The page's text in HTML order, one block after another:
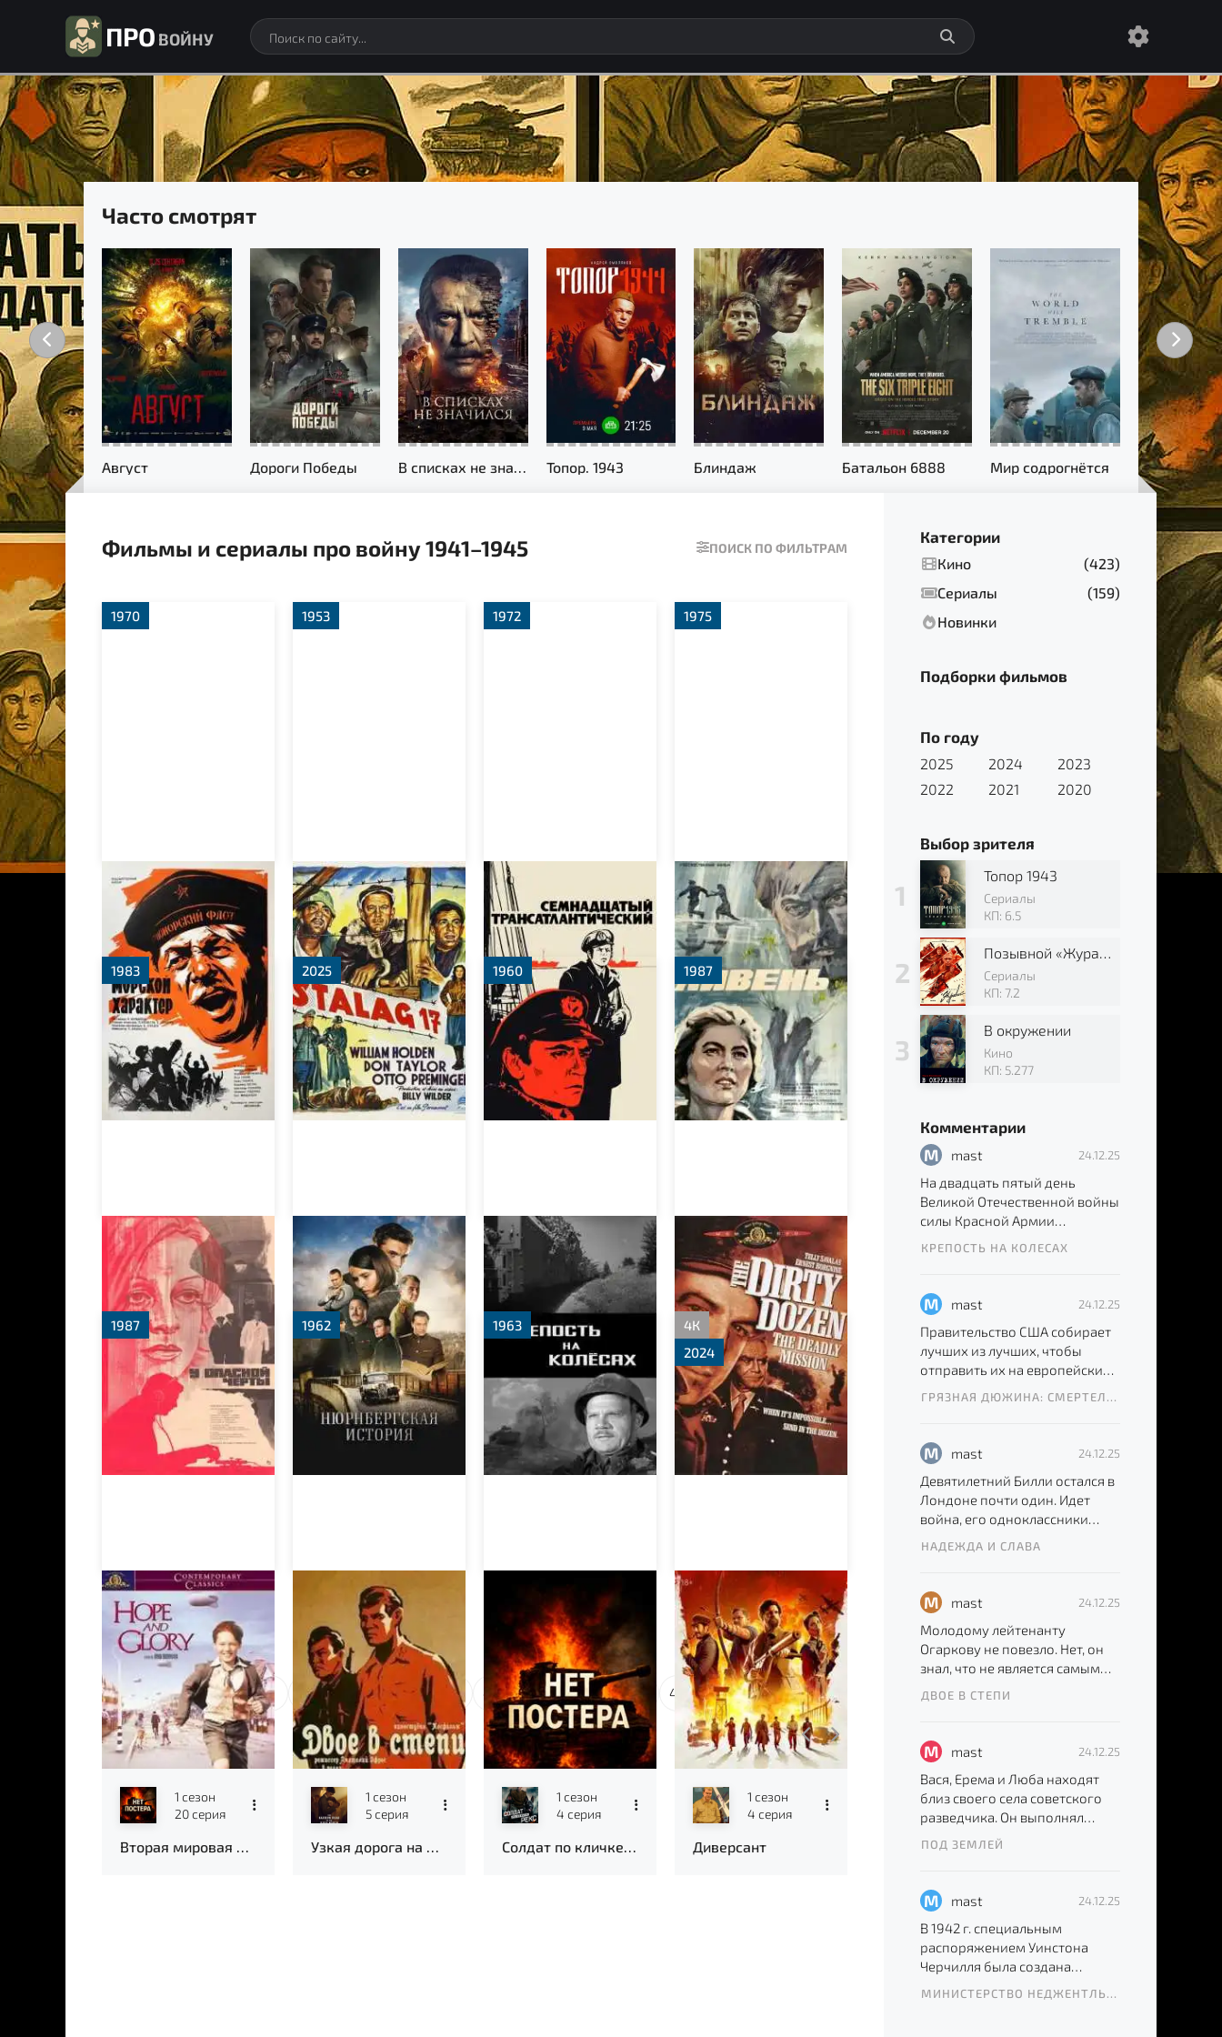
ПРО ВОЙНУ
Часто смотрят
Август Дороги Победы В списках не значился Топор. 1943 Блиндаж Батальон 6888 Мир содрогнётся
Фильмы и сериалы про войну 1941–1945 ПОИСК ПО ФИЛЬТРАМ
Морской характер
1970
Лагерь для
военнопленных №17
1953
Семнадцатый
трансатлантический
1972
Ливень
1975
У опасной черты
1983
Нюрнбергская
история
2025
Крепость на колесах
1960
Грязная дюжина:
Смертельное
задание
1987
Надежда и слава
1987
Двое в степи
1962
Под землей
1963
Министерство
неджентльменских
дел
4К
2024
1 ... 39 40 41 42 43 44 45 46 47 48
Новые серии
1 сезон
20 серия
Вторая мировая война с Томом Хэнксом
1 сезон
5 серия
Узкая дорога на дальний север
1 сезон
4 серия
Солдат по кличке Рекс
1 сезон
4 серия
Диверсант
4 сезон
8 серия
Подводная лодка
Категории
Кино
(423)
Сериалы
(159)
Новинки
Подборки фильмов
По году
2025 2024
2023
2022
2021 2020
Выбор зрителя
Топор 1943
Сериалы
КП: 6.5
Сериалы
КП: 7.2
В окружении
Кино
КП: 5.277
Комментарии
M mast 24.12.25
На двадцать пятый день
Великой Отечественной войны
силы Красной Армии
КРЕПОСТЬ НА КОЛЕСАХ
M mast 24.12.25
Правительство США собирает
лучших из лучших, чтобы
отправить их на европейский
ГРЯЗНАЯ ДЮЖИНА: СМЕРТЕЛЬНОЕ ЗАДАНИЕ
M mast 24.12.25
Девятилетний Билли остался в
Лондоне почти один. Идет
война, его одноклассники
НАДЕЖДА И СЛАВА
M mast 24.12.25
Молодому лейтенанту
Огаркову не повезло. Нет, он
знал, что не является самым
Вселенной,
ДВОЕ В СТЕПИ
M mast 24.12.25
Вася, Ерема и Люба находят
близ своего села советского
разведчика. Он выполнял
секретное задание и был
тяжело
ПОД ЗЕМЛЕЙ
M mast 24.12.25
В 1942 г. специальным
распоряжением Уинстона
Черчилля была создана
МИНИСТЕРСТВО НЕДЖЕНТЛЬМЕНСКИХ ДЕЛ